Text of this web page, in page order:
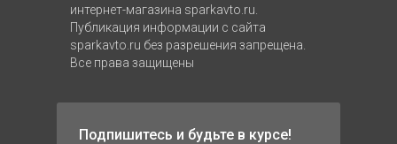
интернет-магазина sparkavto.ru.
Публикация информации с сайта
sparkavto.ru без разрешения запрещена.
Все права защищены
Подпишитесь и будьте в курсе!